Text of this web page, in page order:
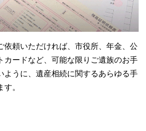
依頼いただければ、市役所、年金、公
カードなど、可能な限りご遺族のお手
ように、遺産相続に関するあらゆる手
。